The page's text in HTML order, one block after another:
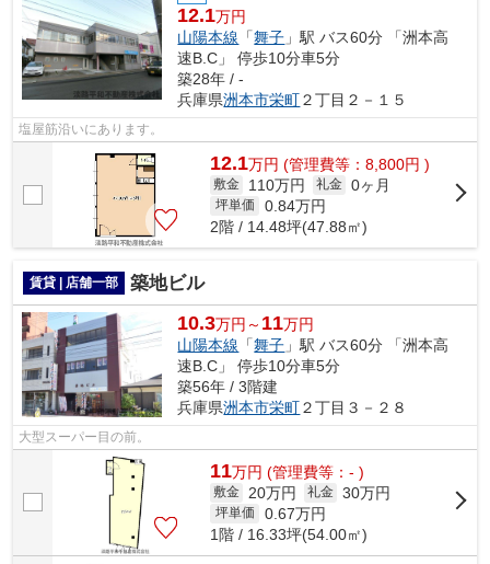
12.1万円
山陽本線 「舞子 」駅 バス60分 「洲本高
速B.C」 停歩10分車5分
築28年 / -
兵庫県洲本市栄町２丁目２－１５
塩屋筋沿いにあります。
12.1万円 (管理費等：8,800円 )
敷金 110万円 礼金 0ヶ月
坪単価 0.84万円
2階 / 14.48坪(47.88㎡)
賃貸 | 店舗一部 築地ビル
10.3万円～ 11万円
山陽本線 「舞子 」駅 バス60分 「洲本高
速B.C」 停歩10分車5分
築56年 / 3階建
兵庫県洲本市栄町２丁目３－２８
大型スーパー目の前。
11万円 (管理費等：- )
敷金 20万円 礼金 30万円
坪単価 0.67万円
1階 / 16.33坪(54.00㎡)